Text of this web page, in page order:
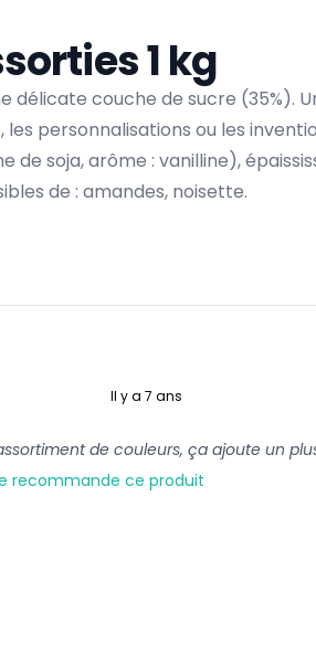
1 kg
couche de sucre (35%).
personnalisations ou les
soja, arôme : vanilline),
de : amandes, noisette.
Il y a 7 ans
de couleurs, ça ajoute un
recommande ce produit